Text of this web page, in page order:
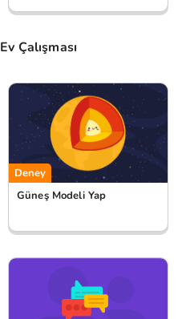
Ev Çalışması
Deney
Güneş Modeli Yap